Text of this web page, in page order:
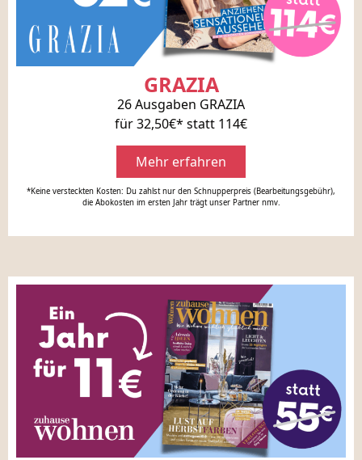
GRAZIA
26 Ausgaben GRAZIA
für 32,50€* statt 114€
Mehr erfahren
*Keine versteckten Kosten: Du zahlst nur den Schnupperpreis (Bearbeitungsgebühr),
die Abokosten im ersten Jahr trägt unser Partner nmv.